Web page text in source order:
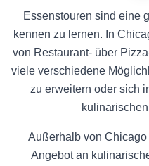
Essenstouren sind eine
kennen zu lernen. In
von Restaurant- über
viele verschiedene
zu erweitern oder sich
Außerhalb von
Angebot an